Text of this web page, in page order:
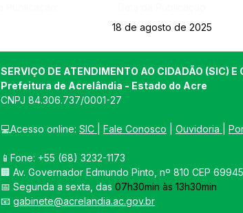
18 de agosto de 2025
SERVIÇO DE ATENDIMENTO AO CIDADÃO (SIC) E
Prefeitura de Acrelândia - Estado do Acre
CNPJ 84.306.737/0001-27
💻Acesso online: SIC Fale Conosco Ouvidoria
📱Fone: +55 (68) 3232-1173
🏢 Av. Governador Edmundo Pinto, nº 810 CEP
📅 Segunda a sexta, das 07h30min às 13h30min
📧 gabinete@acrelandia.ac.gov.br